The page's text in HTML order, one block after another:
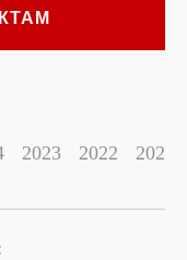
2023 2022 2021